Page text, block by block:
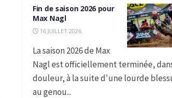
Fin de saison 2026 pour
Max Nagl
16 JUILLET 2026
La saison 2026 de Max
Nagl est officiellement terminée,
douleur, à la suite d'une lourde
au genou...